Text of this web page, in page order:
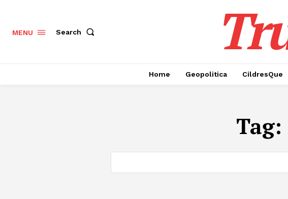
MENU Search
Home Geopolitica CildresQue
Tag: